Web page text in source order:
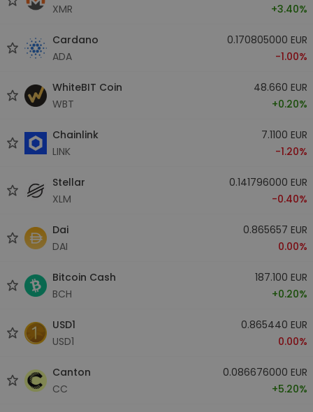
XMR
+3.40%
Cardano
ADA
0.170805000 EUR
-1.00%
WhiteBIT Coin
WBT
48.660 EUR
+0.20%
Chainlink
LINK
7.1100 EUR
-1.20%
Stellar
XLM
0.141796000 EUR
-0.40%
Dai
DAI
0.865657 EUR
0.00%
Bitcoin Cash
BCH
187.100 EUR
+0.20%
USD1
USD1
0.865440 EUR
0.00%
Canton
CC
0.086676000 EUR
+5.20%